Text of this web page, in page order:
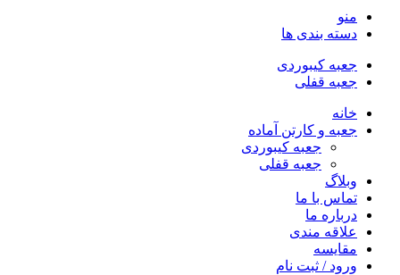
منو
دسته بندی ها
جعبه کیبوردی
جعبه قفلی
خانه
جعبه و کارتن آماده
جعبه کیبوردی
جعبه قفلی
وبلاگ
تماس با ما
درباره ما
علاقه مندی
مقایسه
ورود / ثبت نام